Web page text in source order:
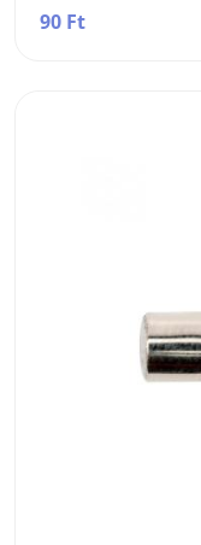
90 Ft